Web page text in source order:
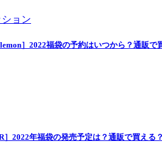
ョン
］2022福袋の予約はいつから？通販で
］2022年福袋の発売予定は？通販で買える